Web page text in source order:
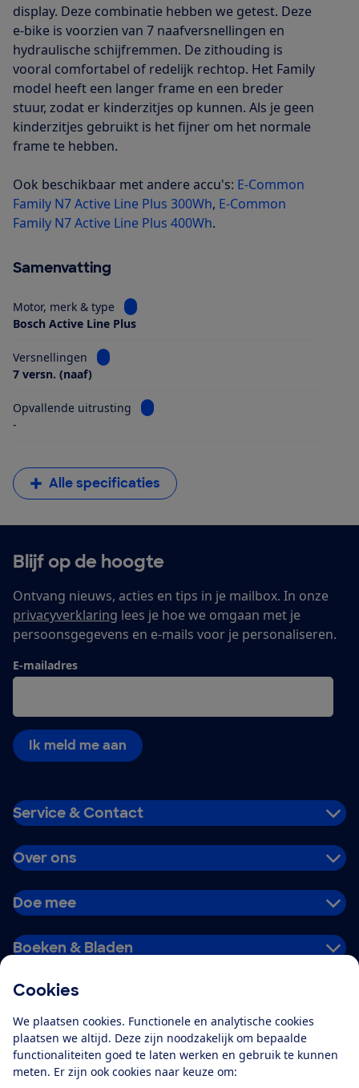
Cookies
We plaatsen cookies. Functionele en analytische cookies
plaatsen we altijd. Deze zijn noodzakelijk om bepaalde
functionaliteiten goed te laten werken en gebruik te kunnen
meten. Er zijn ook cookies naar keuze om:
display. Deze combinatie hebben we getest. Deze
e-bike is voorzien van 7 naafversnellingen en
hydraulische schijfremmen. De zithouding is
vooral comfortabel of redelijk rechtop. Het Family
model heeft een langer frame en een breder
stuur, zodat er kinderzitjes op kunnen. Als je geen
kinderzitjes gebruikt is het fijner om het normale
frame te hebben.
Ook beschikbaar met andere accu's: E-Common
Family N7 Active Line Plus 300Wh, E-Common
Family N7 Active Line Plus 400Wh.
Samenvatting
Motor, merk & type
Bekijk informatie voor Motor, merk & type
Bosch Active Line Plus
Versnellingen
Bekijk informatie voor Versnellingen
7 versn. (naaf)
Opvallende uitrusting
Bekijk informatie voor Opvallende
-
Alle specificaties
Blijf op de hoogte
Ontvang nieuws, acties en tips in je mailbox. In onze
privacyverklaring lees je hoe we omgaan met je
persoonsgegevens en e-mails voor je personaliseren.
E-mailadres
Ik meld me aan
Service & Contact
Over ons
Doe mee
Boeken & Bladen
Alles over de